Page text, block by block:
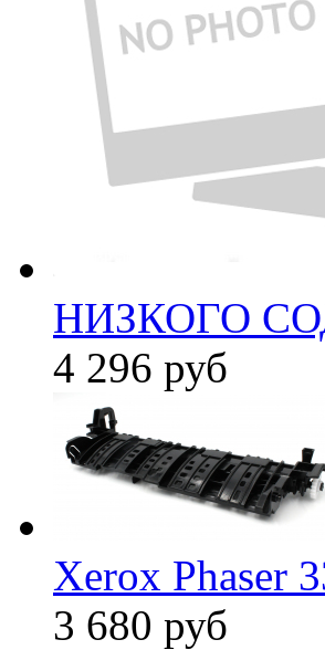
НИЗКОГО
4 296 руб
Xerox Phaser
3 680 руб